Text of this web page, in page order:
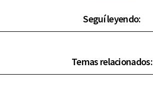
Seguí leyendo:
Temas relacionados: